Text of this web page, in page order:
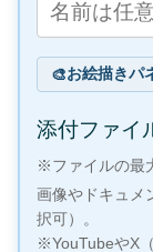
🎨お絵描きパ
添付ファイ
※ファイルの最
画像やドキュメ
択可）。
※YouTubeやX